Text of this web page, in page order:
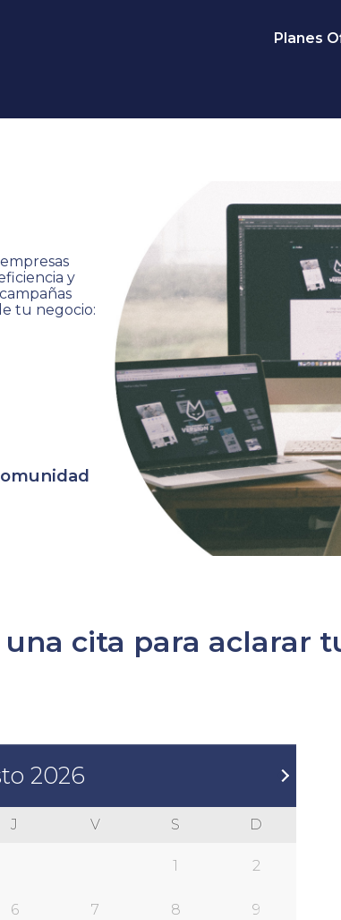
Planes
y
tu negocio:
cita para aclarar
Sig&#x3E;
2026
J V S D
1 2
6 7 8 9